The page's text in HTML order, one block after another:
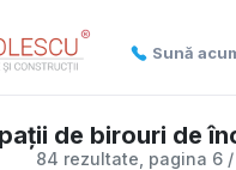
Sună
84 rezultate, pagina 6
de birouri de